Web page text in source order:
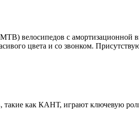
велосипедов с амортизационной
цвета и со звонком.
такие как КАНТ, играют ключевую